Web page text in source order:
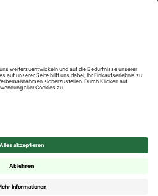
Woodstore GmbH & Co KG
858Bewertungen
4 Verkaufs- und 2 Bewertungsplattformen